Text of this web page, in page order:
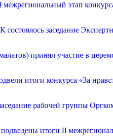
межрегиональный этап
заседание
принял участие в
итоги конкурса «За
рабочей группы
итоги II